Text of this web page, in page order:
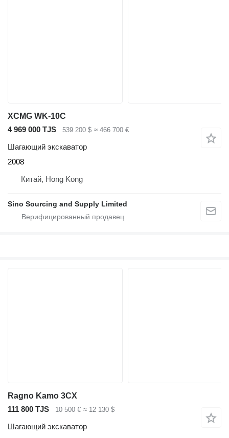
XCMG WK-10C
4 969 000 TJS
539 200 $ ≈ 466 700 €
Шагающий экскаватор
2008
Китай, Hong Kong
Sino Sourcing and Supply Limited
Ragno Kamo 3CX
111 800 TJS
10 500 € ≈ 12 130 $
Шагающий экскаватор